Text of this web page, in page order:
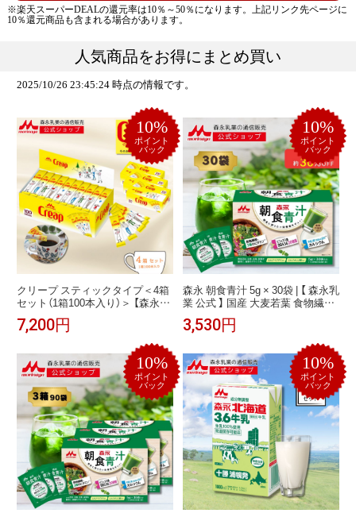
※楽天スーパーDEALの還元率は10％～50％になります。上記リンク先ページに
10％還元商品も含まれる場合があります。
人気商品をお得にまとめ買い
10%
ポイント
バック
クリープ スティックタイプ＜4箱
セット（1箱100本入り）＞ 【森永乳
業 公式】 業務用 個包装 森永乳業
morinaga まとめ買い コーヒー ミ
ルク 常温保存 ちょい足し 小分け
7,200円
10%
ポイント
バック
森永 朝食青汁 5g × 30袋 | 【 森永乳
業 公式 】 国産 大麦若葉 食物繊維
ビタミン ミネラル 粉末 スティッ
クタイプ 個包装 青汁 野菜不足 健
康飲料 ビフィズス菌 カルシウム
オリゴ糖 手軽 おいしい 飲みやす
い
3,530円
10%
ポイント
バック
10%
ポイント
バック
2025/10/26 23:45:24 時点の情報です。